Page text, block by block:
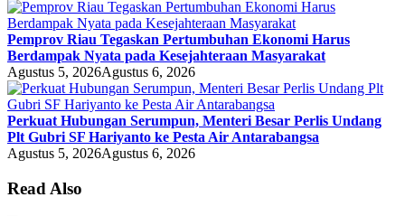
Pemprov Riau Tegaskan Pertumbuhan Ekonomi Harus
Berdampak Nyata pada Kesejahteraan Masyarakat
Agustus 5, 2026Agustus 6, 2026
Perkuat Hubungan Serumpun, Menteri Besar Perlis Undang
Plt Gubri SF Hariyanto ke Pesta Air Antarabangsa
Agustus 5, 2026Agustus 6, 2026
Read Also